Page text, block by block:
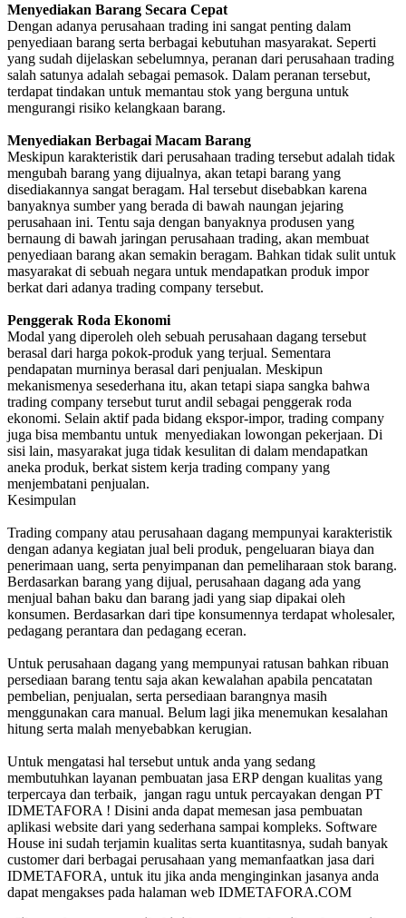
Menyediakan Barang Secara Cepat
Dengan adanya perusahaan trading ini sangat penting dalam
penyediaan barang serta berbagai kebutuhan masyarakat. Seperti
yang sudah dijelaskan sebelumnya, peranan dari perusahaan trading
salah satunya adalah sebagai pemasok. Dalam peranan tersebut,
terdapat tindakan untuk memantau stok yang berguna untuk
mengurangi risiko kelangkaan barang.
Menyediakan Berbagai Macam Barang
Meskipun karakteristik dari perusahaan trading tersebut adalah tidak
mengubah barang yang dijualnya, akan tetapi barang yang
disediakannya sangat beragam. Hal tersebut disebabkan karena
banyaknya sumber yang berada di bawah naungan jejaring
perusahaan ini. Tentu saja dengan banyaknya produsen yang
bernaung di bawah jaringan perusahaan trading, akan membuat
penyediaan barang akan semakin beragam. Bahkan tidak sulit untuk
masyarakat di sebuah negara untuk mendapatkan produk impor
berkat dari adanya trading company tersebut.
Penggerak Roda Ekonomi
Modal yang diperoleh oleh sebuah perusahaan dagang tersebut
berasal dari harga pokok-produk yang terjual. Sementara
pendapatan murninya berasal dari penjualan. Meskipun
mekanismenya sesederhana itu, akan tetapi siapa sangka bahwa
trading company tersebut turut andil sebagai penggerak roda
ekonomi. Selain aktif pada bidang ekspor-impor, trading company
juga bisa membantu untuk menyediakan lowongan pekerjaan. Di
sisi lain, masyarakat juga tidak kesulitan di dalam mendapatkan
aneka produk, berkat sistem kerja trading company yang
menjembatani penjualan.
Kesimpulan
Trading company atau perusahaan dagang mempunyai karakteristik
dengan adanya kegiatan jual beli produk, pengeluaran biaya dan
penerimaan uang, serta penyimpanan dan pemeliharaan stok barang.
Berdasarkan barang yang dijual, perusahaan dagang ada yang
menjual bahan baku dan barang jadi yang siap dipakai oleh
konsumen. Berdasarkan dari tipe konsumennya terdapat wholesaler,
pedagang perantara dan pedagang eceran.
Untuk perusahaan dagang yang mempunyai ratusan bahkan ribuan
persediaan barang tentu saja akan kewalahan apabila pencatatan
pembelian, penjualan, serta persediaan barangnya masih
menggunakan cara manual. Belum lagi jika menemukan kesalahan
hitung serta malah menyebabkan kerugian.
Untuk mengatasi hal tersebut untuk anda yang sedang
membutuhkan layanan pembuatan jasa ERP dengan kualitas yang
terpercaya dan terbaik, jangan ragu untuk percayakan dengan PT
IDMETAFORA ! Disini anda dapat memesan jasa pembuatan
aplikasi website dari yang sederhana sampai kompleks. Software
House ini sudah terjamin kualitas serta kuantitasnya, sudah banyak
customer dari berbagai perusahaan yang memanfaatkan jasa dari
IDMETAFORA, untuk itu jika anda menginginkan jasanya anda
dapat mengakses pada halaman web IDMETAFORA.COM